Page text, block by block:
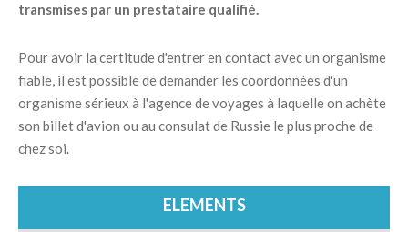
transmises par un prestataire qualifié.
Pour avoir la certitude d'entrer en contact avec un organisme
fiable, il est possible de demander les coordonnées d'un
organisme sérieux à l'agence de voyages à laquelle on achète
son billet d'avion ou au consulat de Russie le plus proche de
chez soi.
ELEMENTS